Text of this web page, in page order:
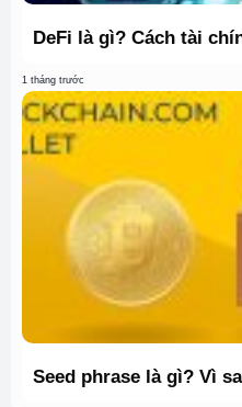
DeFi là gì? Cách tài
1 tháng trước
Seed phrase là gì? Vì